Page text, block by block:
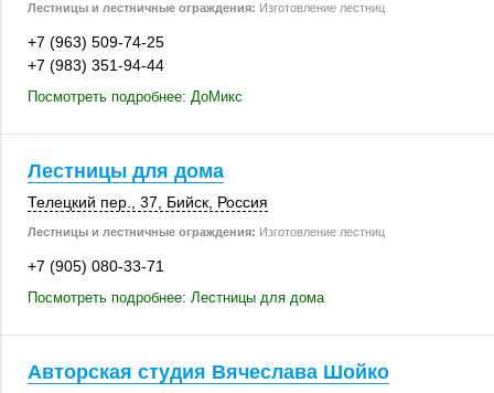
Лестницы и лестничные ограждения: Изготовление лестниц
+7 (963) 509-74-25
+7 (983) 351-94-44
Посмотреть подробнее: ДоМикс
Лестницы для дома
Телецкий пер., 37 Бийск Россия
Лестницы и лестничные ограждения: Изготовление лестниц
+7 (905) 080-33-71
Посмотреть подробнее: Лестницы для дома
Авторская студия Вячеслава Шойко